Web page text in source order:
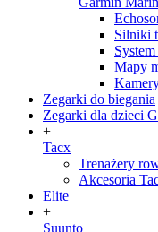
Silniki
Mapy
Zegarki do biegania
Zegarki dla dzieci
+
Tacx
Trenażery
Akcesoria
Elite
+
Suunto